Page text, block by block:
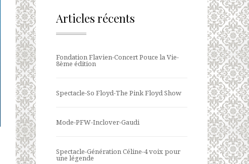
Articles récents
Fondation Flavien-Concert Pouce la Vie-
8ème édition
Spectacle-So Floyd-The Pink Floyd Show
Mode-PFW-Inclover-Gaudi
Spectacle-Génération Céline-4 voix pour
une légende